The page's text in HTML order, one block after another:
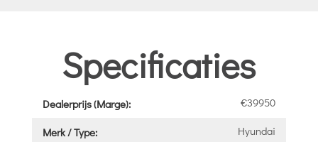
Specificaties
Dealerprijs (Marge): €39950
Merk / Type: Hyundai